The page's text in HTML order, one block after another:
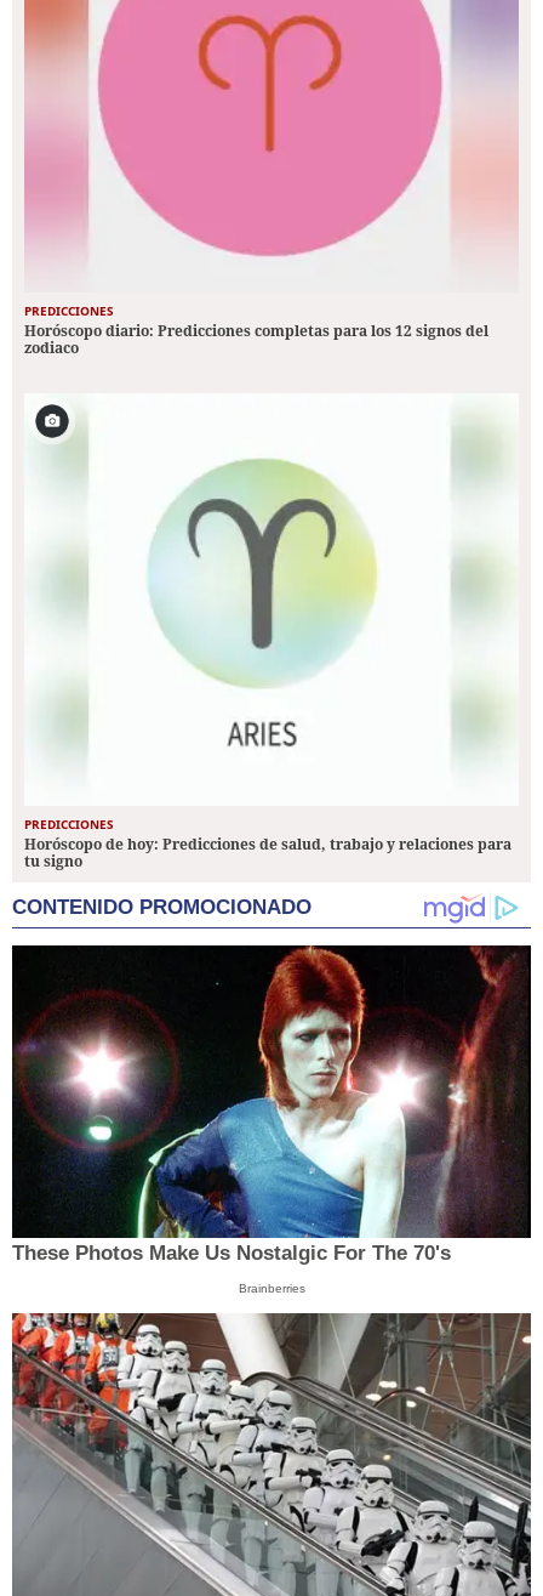
PREDICCIONES
Horóscopo diario: Predicciones completas para los 12 signos del
zodiaco
PREDICCIONES
Horóscopo de hoy: Predicciones de salud, trabajo y relaciones para
tu signo
CONTENIDO PROMOCIONADO
These Photos Make Us Nostalgic For The 70's
Brainberries